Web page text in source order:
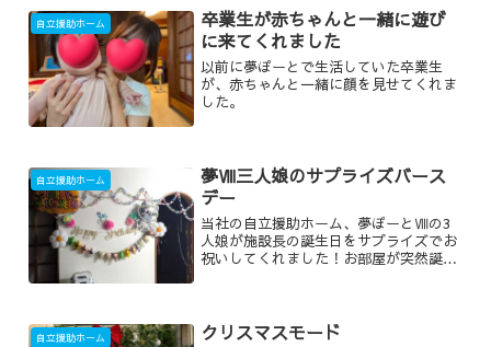
自立援助ホーム
卒業生が赤ちゃんと一緒に遊び
に来てくれました
以前に夢ぽーとで生活していた卒業生
が、赤ちゃんと一緒に顔を見せてくれま
した。
自立援助ホーム
夢Ⅷ三人娘のサプライズバース
デー
当社の自立援助ホーム、夢ぽーとⅧの3
人娘が施設長の誕生日をサプライズでお
祝いしてくれました！お部屋が突然誕生
施設長の知らないところ...
自立援助ホーム クリスマスモード